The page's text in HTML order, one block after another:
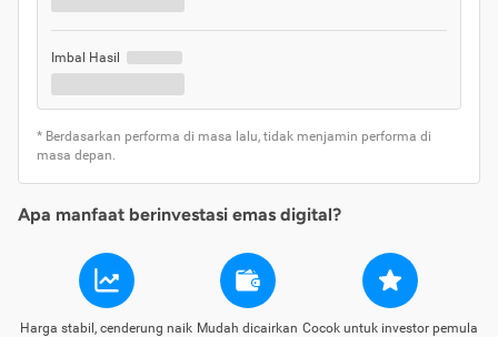
Imbal Hasil
* Berdasarkan performa di masa lalu, tidak menjamin performa di
masa depan.
Apa manfaat berinvestasi emas digital?
Harga stabil, cenderung naik Mudah dicairkan Cocok untuk investor pemula